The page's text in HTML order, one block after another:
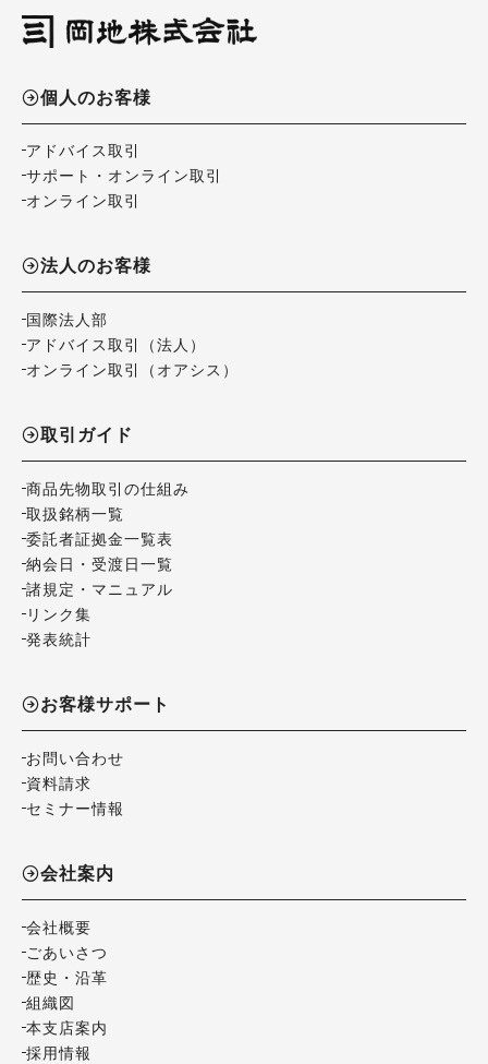
個人のお客様
アドバイス取引
サポート・オンライン取引
オンライン取引
法人のお客様
国際法人部
アドバイス取引（法人）
オンライン取引（オアシス）
取引ガイド
商品先物取引の仕組み
取扱銘柄一覧
委託者証拠金一覧表
納会日・受渡日一覧
諸規定・マニュアル
リンク集
発表統計
お客様サポート
お問い合わせ
資料請求
セミナー情報
会社案内
会社概要
ごあいさつ
歴史・沿革
組織図
本支店案内
採用情報